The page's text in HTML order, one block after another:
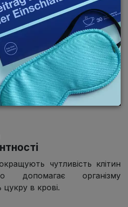
чутливість клітин
допомагає організму
в крові.